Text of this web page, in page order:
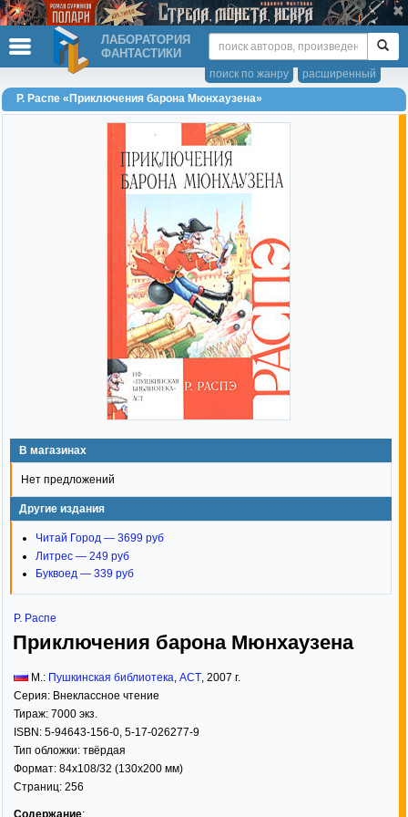
ЛАБОРАТОРИЯ
ФАНТАСТИКИ
расширенный
поиск по жанру
Р. Распе «Приключения барона Мюнхаузена»
В магазинах
Нет предложений
Другие издания
Читай Город — 3699 руб
Литрес — 249 руб
Буквоед — 339 руб
Р. Распе
Приключения барона Мюнхаузена
М.: Пушкинская библиотека АСТ 2007 г.
Серия: Внеклассное чтение
Тираж: 7000 экз.
ISBN: 5-94643-156-0, 5-17-026277-9
Тип обложки: твёрдая
Формат: 84x108/32 (130x200 мм)
Страниц: 256
Содержание: